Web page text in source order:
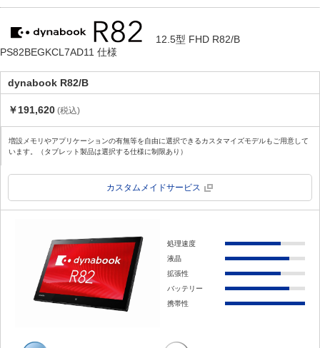
12.5型 FHD R82/B
PS82BEGKCL7AD11 仕様
dynabook R82/B
￥191,620 (税込)
増設メモリやアプリケーションの有無等を自由に選択できるカスタマイズモデルもご用意して
います。（タブレット製品は選択する仕様に制限あり）
カスタムメイドサービス
処理速度
液晶
拡張性
バッテリー
携帯性